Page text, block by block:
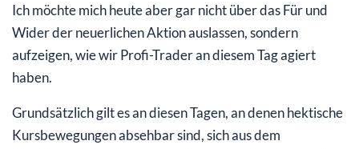
Ich möchte mich heute aber gar nicht über das Für und
Wider der neuerlichen Aktion auslassen, sondern
aufzeigen, wie wir Profi-Trader an diesem Tag agiert
haben.
Grundsätzlich gilt es an diesen Tagen, an denen hektische
Kursbewegungen absehbar sind, sich aus dem